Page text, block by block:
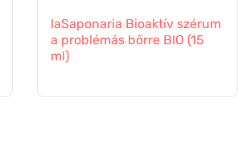
laSaponaria Bioaktív szérum
a problémás bőrre BIO (15
ml)